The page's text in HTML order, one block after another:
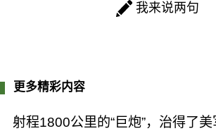
我来说两句
更多精彩内容
射程1800公里的“巨炮”，治得了美